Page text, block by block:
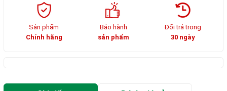
Sản phẩm
Chính hãng
Bảo hành
sản phẩm
Đổi trả trong
30 ngày